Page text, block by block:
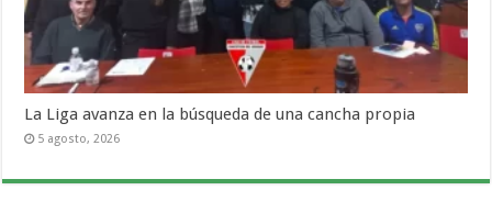
La Liga avanza en la búsqueda de una cancha propia
5 agosto, 2026